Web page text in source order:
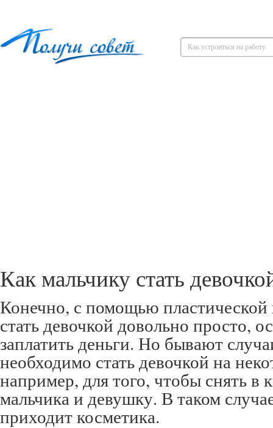
Как мальчику стать
Конечно, с помощью пластической
стать девочкой довольно просто,
заплатить деньги. Но бывают
необходимо стать девочкой на
например, для того, чтобы снять в
мальчика и девушку. В таком
приходит косметика.